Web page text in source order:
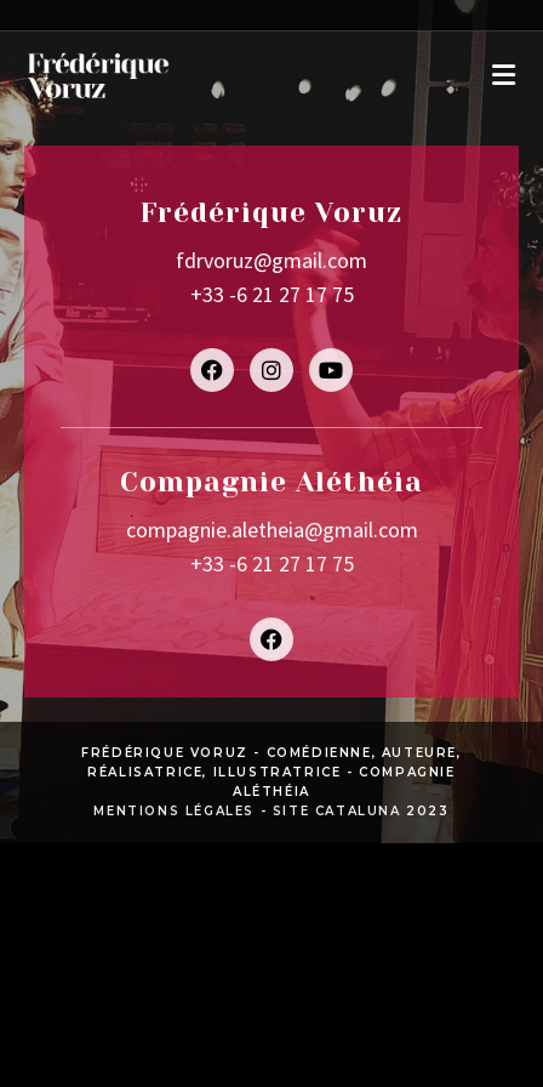
Frédérique Voruz
fdrvoruz@gmail.com
+33 -6 21 27 17 75
Compagnie Aléthéia
compagnie.aletheia@gmail.com
+33 -6 21 27 17 75
FRÉDÉRIQUE VORUZ - COMÉDIENNE, AUTEURE,
RÉALISATRICE, ILLUSTRATRICE - COMPAGNIE
ALÉTHÉIA
MENTIONS LÉGALES
- SITE CATALUNA 2023